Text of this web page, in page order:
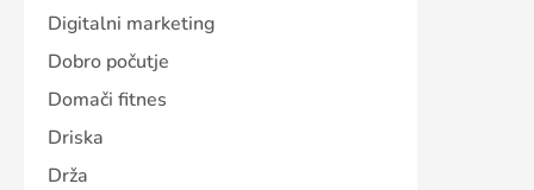
Digitalni marketing
Dobro počutje
Domači fitnes
Driska
Drža